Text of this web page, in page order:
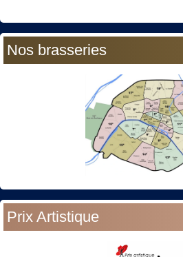
Nos brasseries
Prix Artistique